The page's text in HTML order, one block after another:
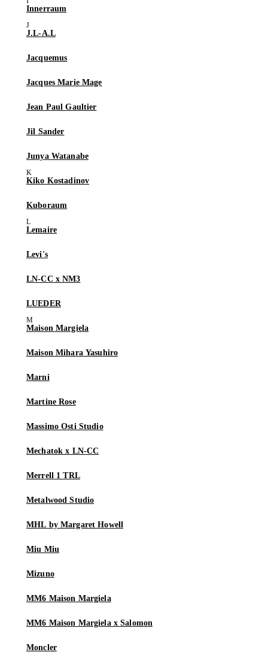
Innerraum
J.L-A.L
Jacquemus
Jacques Marie Mage
Jean Paul Gaultier
Jil Sander
Junya Watanabe
Kiko Kostadinov
Kuboraum
Lemaire
Levi's
LN-CC x NM3
LUEDER
Maison Margiela
Maison Mihara Yasuhiro
Marni
Martine Rose
Massimo Osti Studio
Mechatok x LN-CC
Merrell 1 TRL
Metalwood Studio
MHL by Margaret Howell
Miu Miu
Mizuno
MM6 Maison Margiela
MM6 Maison Margiela x Salomon
Moncler